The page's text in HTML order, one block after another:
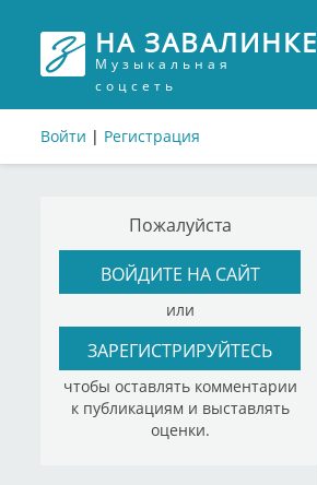
НА ЗАВАЛИНКЕ
Музыкальная
соцсеть
Войти | Регистрация
Пожалуйста
ВОЙДИТЕ НА САЙТ
или
ЗАРЕГИСТРИРУЙТЕСЬ
чтобы оставлять комментарии
к публикациям и выставлять
оценки.